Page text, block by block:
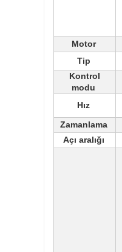
Motor
Tip
Kontrol
modu
Hız
Zamanlama
Açı aralığı